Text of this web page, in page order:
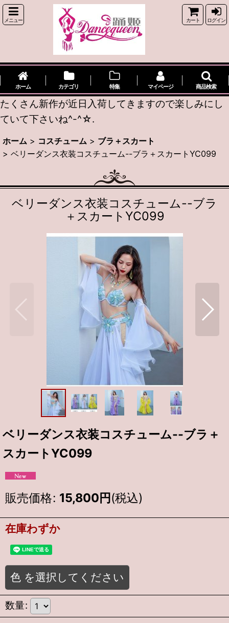
メニュー カート ログイン
ホーム カテゴリ 特集 マイページ 商品検索
たくさん新作が近日入荷してきますので楽しみにし
ていて下さいね^-^☆.
ホーム > コスチューム > ブラ＋スカート
> ベリーダンス衣装コスチューム--ブラ＋スカートYC099
ベリーダンス衣装コスチューム--ブラ
＋スカートYC099
ベリーダンス衣装コスチューム--ブラ＋
スカートYC099
販売価格: 15,800円(税込)
在庫わずか
色 を選択してください
数量: